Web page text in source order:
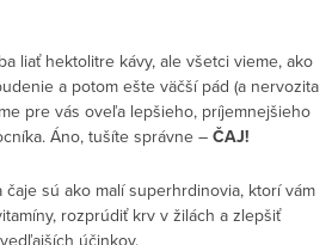
liať hektolitre kávy, ale všetci vieme, ako
a potom ešte väčší pád (a nervozita
pre vás oveľa lepšieho, príjemnejšieho
Áno, tušíte správne – ČAJ!
sú ako malí superhrdinovia, ktorí vám
rozprúdiť krv v žilách a zlepšiť